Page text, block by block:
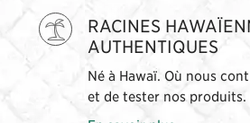
RACINES
AUTHENTIQUES
Né à Hawaï. Où nous
et de tester nos produits.